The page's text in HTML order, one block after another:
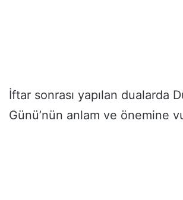
İftar sonrası yapılan dualarda
Günü’nün anlam ve önemine